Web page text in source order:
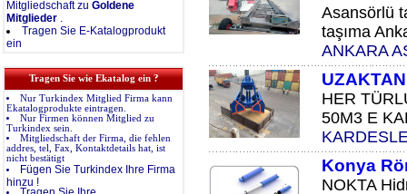
Mitgliedschaft zu Goldene
Mitglieder .
Tragen Sie E-Katalogprodukt
ein
Tragen Sie wie Ekatalog ein ?
Nur Turkindex Mitglied Firma kann
Ekatalogprodukte eintragen.
Nur Firmen können Mitglied zu
Turkindex sein.
Mitgliedschaft der Firma, die fehlen
addres, tel, Fax, Kontaktdetails hat, ist
nicht bestätigt
Fügen Sie Turkindex Ihre Firma
hinzu !
Asansörlü
taşıma
ANKARA
HER
50M3 E
Konya
NOKTA